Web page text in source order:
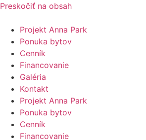
Preskočiť na obsah
Projekt Anna Park
Ponuka bytov
Cenník
Financovanie
Galéria
Kontakt
Projekt Anna Park
Ponuka bytov
Cenník
Financovanie